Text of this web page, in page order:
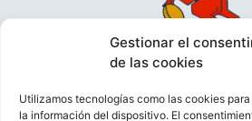
Gestionar el
de las cookies
Utilizamos tecnologías como las cookies
la información del dispositivo. El